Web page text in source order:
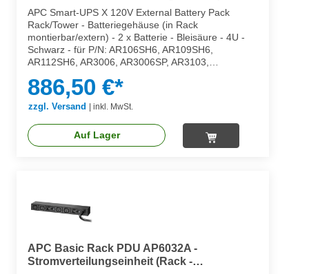
APC Smart-UPS X 120V External Battery Pack
Rack/Tower - Batteriegehäuse (in Rack
montierbar/extern) - 2 x Batterie - Bleisäure - 4U -
Schwarz - für P/N: AR106SH6, AR109SH6,
AR112SH6, AR3006, AR3006SP, AR3103,
886,50 €*
zzgl. Versand inkl. MwSt.
Auf Lager
APC Basic Rack PDU AP6032A -
Stromverteilungseinheit (Rack -